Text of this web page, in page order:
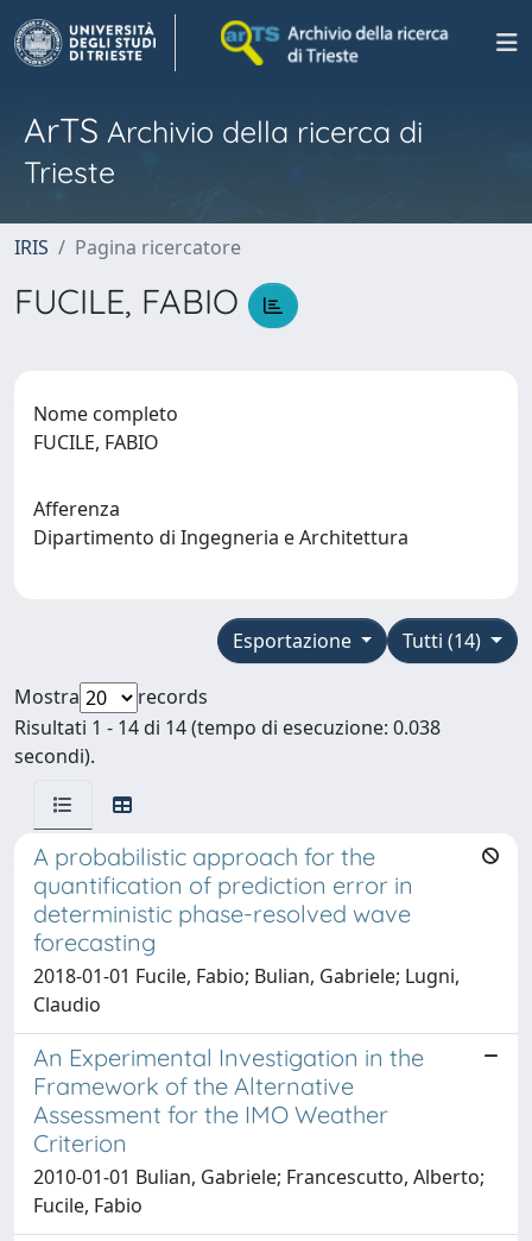
ArTS Archivio della ricerca di
Trieste
IRIS Pagina ricercatore
FUCILE, FABIO
Nome completo
FUCILE, FABIO
Afferenza
Dipartimento di Ingegneria e Architettura
Tutti (14)
Esportazione
Mostra
records
Risultati 1 - 14 di 14 (tempo di esecuzione: 0.038
secondi).
A probabilistic approach for the
quantification of prediction error in
deterministic phase-resolved wave
forecasting
2018-01-01 Fucile, Fabio; Bulian, Gabriele; Lugni,
Claudio
An Experimental Investigation in the
Framework of the Alternative
Assessment for the IMO Weather
Criterion
2010-01-01 Bulian, Gabriele; Francescutto, Alberto;
Fucile, Fabio